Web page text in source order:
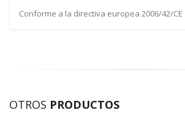
Conforme a la directiva europea 2006/42/CE
OTROS PRODUCTOS